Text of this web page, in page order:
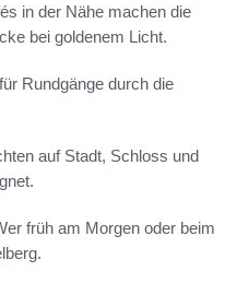
in der Nähe machen die
bei goldenem Licht.
Rundgänge durch die
auf Stadt, Schloss und
früh am Morgen oder beim